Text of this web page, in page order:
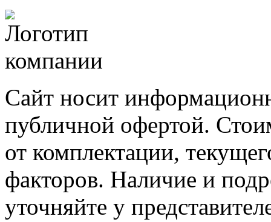
Сайт носит
публичной офертой.
от комплектации,
факторов. Наличие и
уточняйте у